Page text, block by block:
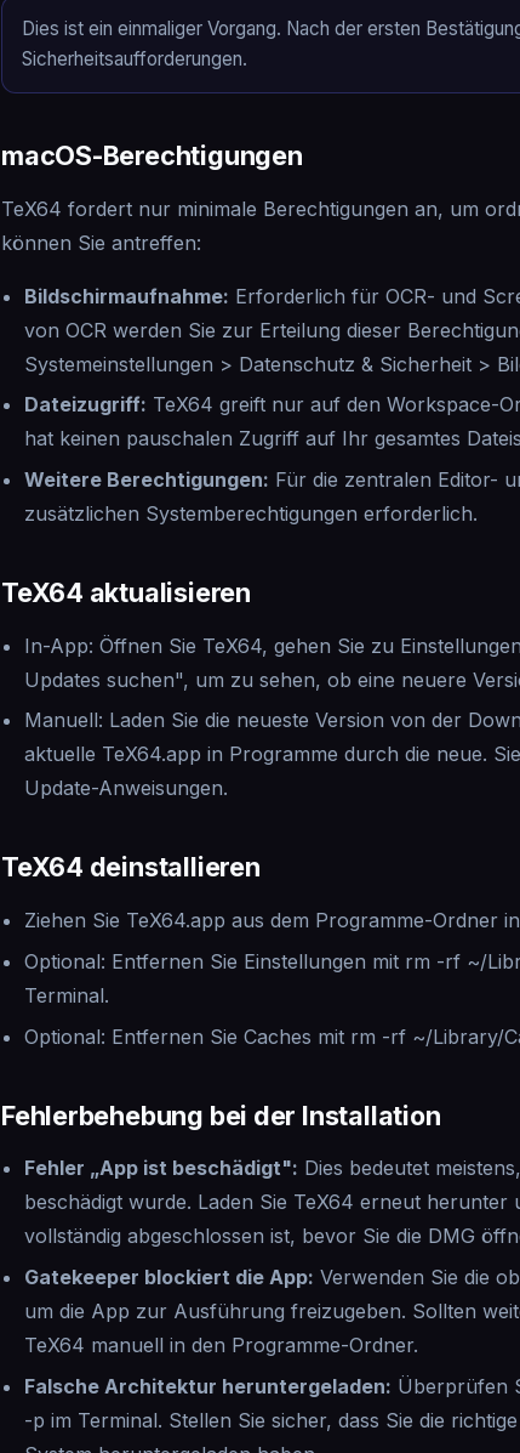
Dies ist ein einmaliger Vorgang. Nach der ersten
Sicherheitsaufforderungen.
macOS-Berechtigungen
TeX64 fordert nur minimale Berechtigungen an, um
können Sie antreffen:
Bildschirmaufnahme: Erforderlich für OCR- und
von OCR werden Sie zur Erteilung dieser
Systemeinstellungen > Datenschutz & Sicherheit >
Dateizugriff: TeX64 greift nur auf den Workspace-
hat keinen pauschalen Zugriff auf Ihr gesamtes
Weitere Berechtigungen: Für die zentralen Editor-
zusätzlichen Systemberechtigungen erforderlich.
TeX64 aktualisieren
In-App: Öffnen Sie TeX64, gehen Sie zu
Updates suchen", um zu sehen, ob eine neuere
Manuell: Laden Sie die neueste Version von der
aktuelle TeX64.app in Programme durch die neue.
Update-Anweisungen.
TeX64 deinstallieren
Ziehen Sie TeX64.app aus dem Programme-Ordner
Optional: Entfernen Sie Einstellungen mit rm -rf ~/
Terminal.
Optional: Entfernen Sie Caches mit rm -rf ~/Library/
Fehlerbehebung bei der Installation
Fehler „App ist beschädigt": Dies bedeutet
beschädigt wurde. Laden Sie TeX64 erneut herunter
vollständig abgeschlossen ist, bevor Sie die DMG
Gatekeeper blockiert die App: Verwenden Sie die
um die App zur Ausführung freizugeben. Sollten
TeX64 manuell in den Programme-Ordner.
Falsche Architektur heruntergeladen: Überprüfen
-p im Terminal. Stellen Sie sicher, dass Sie die